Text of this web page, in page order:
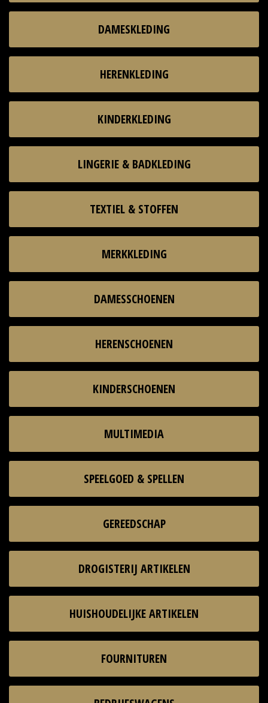
DAMESKLEDING
HERENKLEDING
KINDERKLEDING
LINGERIE & BADKLEDING
TEXTIEL & STOFFEN
MERKKLEDING
DAMESSCHOENEN
HERENSCHOENEN
KINDERSCHOENEN
MULTIMEDIA
SPEELGOED & SPELLEN
GEREEDSCHAP
DROGISTERIJ ARTIKELEN
HUISHOUDELIJKE ARTIKELEN
FOURNITUREN